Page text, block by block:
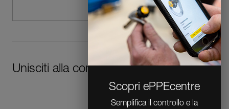
Scopri ePPEcentre
Semplifica il controllo e la
Unisciti alla community!